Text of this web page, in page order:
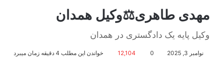
مهدی طاهری⚖️وکیل همدان
وکیل پایه یک دادگستری در همدان
نوامبر 3, 2025 0
12,104 خواندن این مطلب 4 دقیقه زمان میبرد